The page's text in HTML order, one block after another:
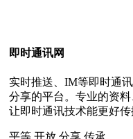
即时通讯网
实时推送、IM等即时通
分享的平台。专业的资
让即时通讯技术能更好传